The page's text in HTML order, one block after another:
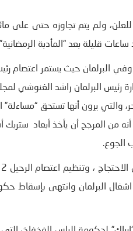
ولم يتم تجاوزه حتى على
قليلة بعد “المأدبة
البرلمان حيث يستمر اعتصام
رئيس البرلمان راشد الغنوشي
والتي يرون أنها تستحق
من المرجح أن يأخذ أبعاد
الجوع.
اعتصام باردو 2013 الذي عطل اشغال البرلمان